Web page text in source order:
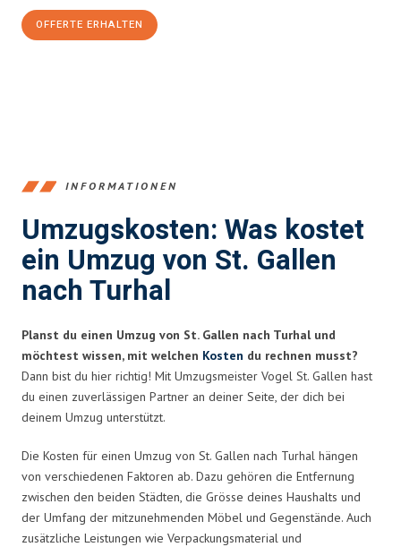
OFFERTE ERHALTEN
INFORMATIONEN
Umzugskosten: Was kostet
ein Umzug von St. Gallen
nach Turhal
Planst du einen Umzug von St. Gallen nach Turhal und
möchtest wissen, mit welchen Kosten du rechnen musst?
Dann bist du hier richtig! Mit Umzugsmeister Vogel St. Gallen hast
du einen zuverlässigen Partner an deiner Seite, der dich bei
deinem Umzug unterstützt.
Die Kosten für einen Umzug von St. Gallen nach Turhal hängen
von verschiedenen Faktoren ab. Dazu gehören die Entfernung
zwischen den beiden Städten, die Grösse deines Haushalts und
der Umfang der mitzunehmenden Möbel und Gegenstände. Auch
zusätzliche Leistungen wie Verpackungsmaterial und